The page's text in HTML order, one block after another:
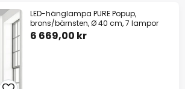
LED-hänglampa PURE Popup,
brons/bärnsten, Ø 40 cm, 7 lampor
6 669,00 kr